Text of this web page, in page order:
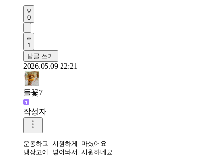
0
1
답글 쓰기
2026.05.09 22:21
들꽃7
작성자
운동하고 시원하게 마셨어요
냉장고에 넣어놔서 시원하네요